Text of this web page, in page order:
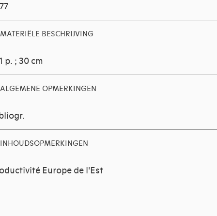
MATERIËLE BESCHRIJVING
p. ; 30 cm
ALGEMENE OPMERKINGEN
INHOUDSOPMERKINGEN
Europe de l'Est